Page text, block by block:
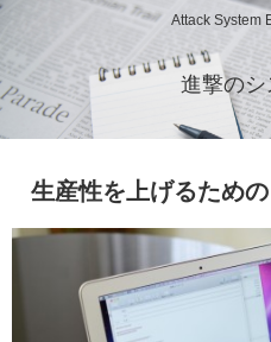
Attack System
進撃の
生産性を上げるため